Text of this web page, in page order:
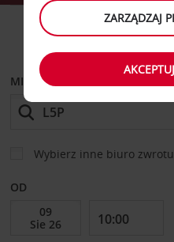
SAMOCHÓD
MIEJSCE ODBIORU
Wybierz inne biuro
OD
ZARZĄDZAJ